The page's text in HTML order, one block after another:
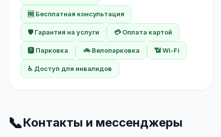
🆓 Бесплатная консультация
🛡️ Гарантия на услуги 💳 Оплата картой
🅿️ Парковка 🚲 Велопарковка 📶 Wi-Fi
♿ Доступ для инвалидов
📞Контакты и мессенджеры